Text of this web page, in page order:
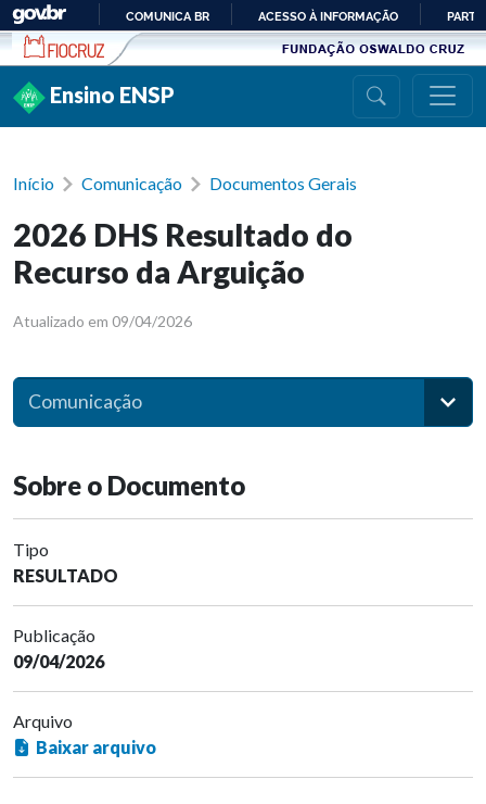
Ir para conteúdo
PARA
COMUNICA BR ACESSO À INFORMAÇÃO
Ensino ENSP
Início Comunicação Documentos Gerais
2026 DHS Resultado do
Recurso da Arguição
Atualizado em 09/04/2026
Comunicação
Sobre o Documento
Tipo
RESULTADO
Publicação
09/04/2026
Arquivo
Baixar arquivo